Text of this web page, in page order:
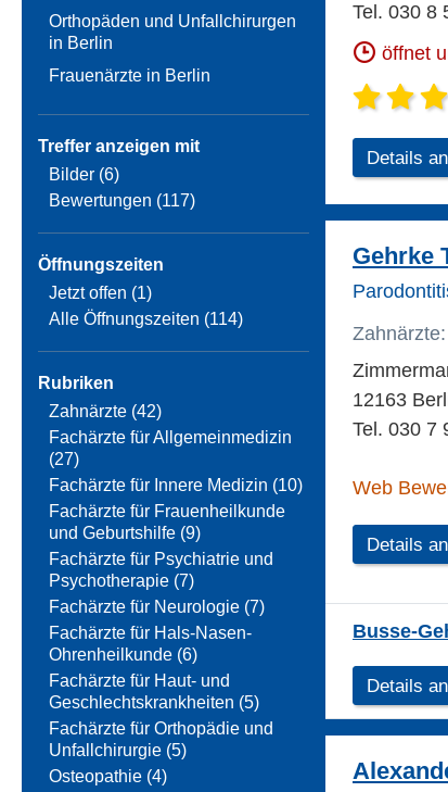
Orthopäden und Unfallchirurgen
in Berlin
Frauenärzte in Berlin
Treffer anzeigen mit
Bilder (6)
Bewertungen (117)
Öffnungszeiten
Jetzt offen (1)
Alle Öffnungszeiten (114)
Rubriken
Zahnärzte (42)
Fachärzte für Allgemeinmedizin
(27)
Fachärzte für Innere Medizin (10)
Fachärzte für Frauenheilkunde
und Geburtshilfe (9)
Fachärzte für Psychiatrie und
Psychotherapie (7)
Fachärzte für Neurologie (7)
Fachärzte für Hals-Nasen-
Ohrenheilkunde (6)
Fachärzte für Haut- und
Geschlechtskrankheiten (5)
Fachärzte für Orthopädie und
Unfallchirurgie (5)
Osteopathie (4)
Tel. 030 8
öffnet
Details
Gehrke
12163
Tel. 030 7
Web
Details
Busse-
Details